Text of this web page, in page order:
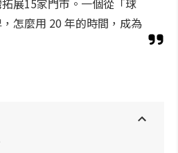
展15家門市。一個從「球
怎麼用 20 年的時間，成為